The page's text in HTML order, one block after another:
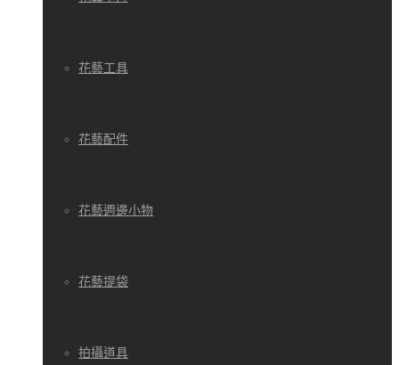
花藝工具
花藝配件
花藝週邊小物
花藝提袋
拍攝道具